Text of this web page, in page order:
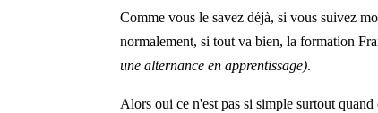
Comme vous le savez déjà, si vous suivez
normalement, si tout va bien, la formation
une alternance en apprentissage).
Alors oui ce n'est pas si simple surtout